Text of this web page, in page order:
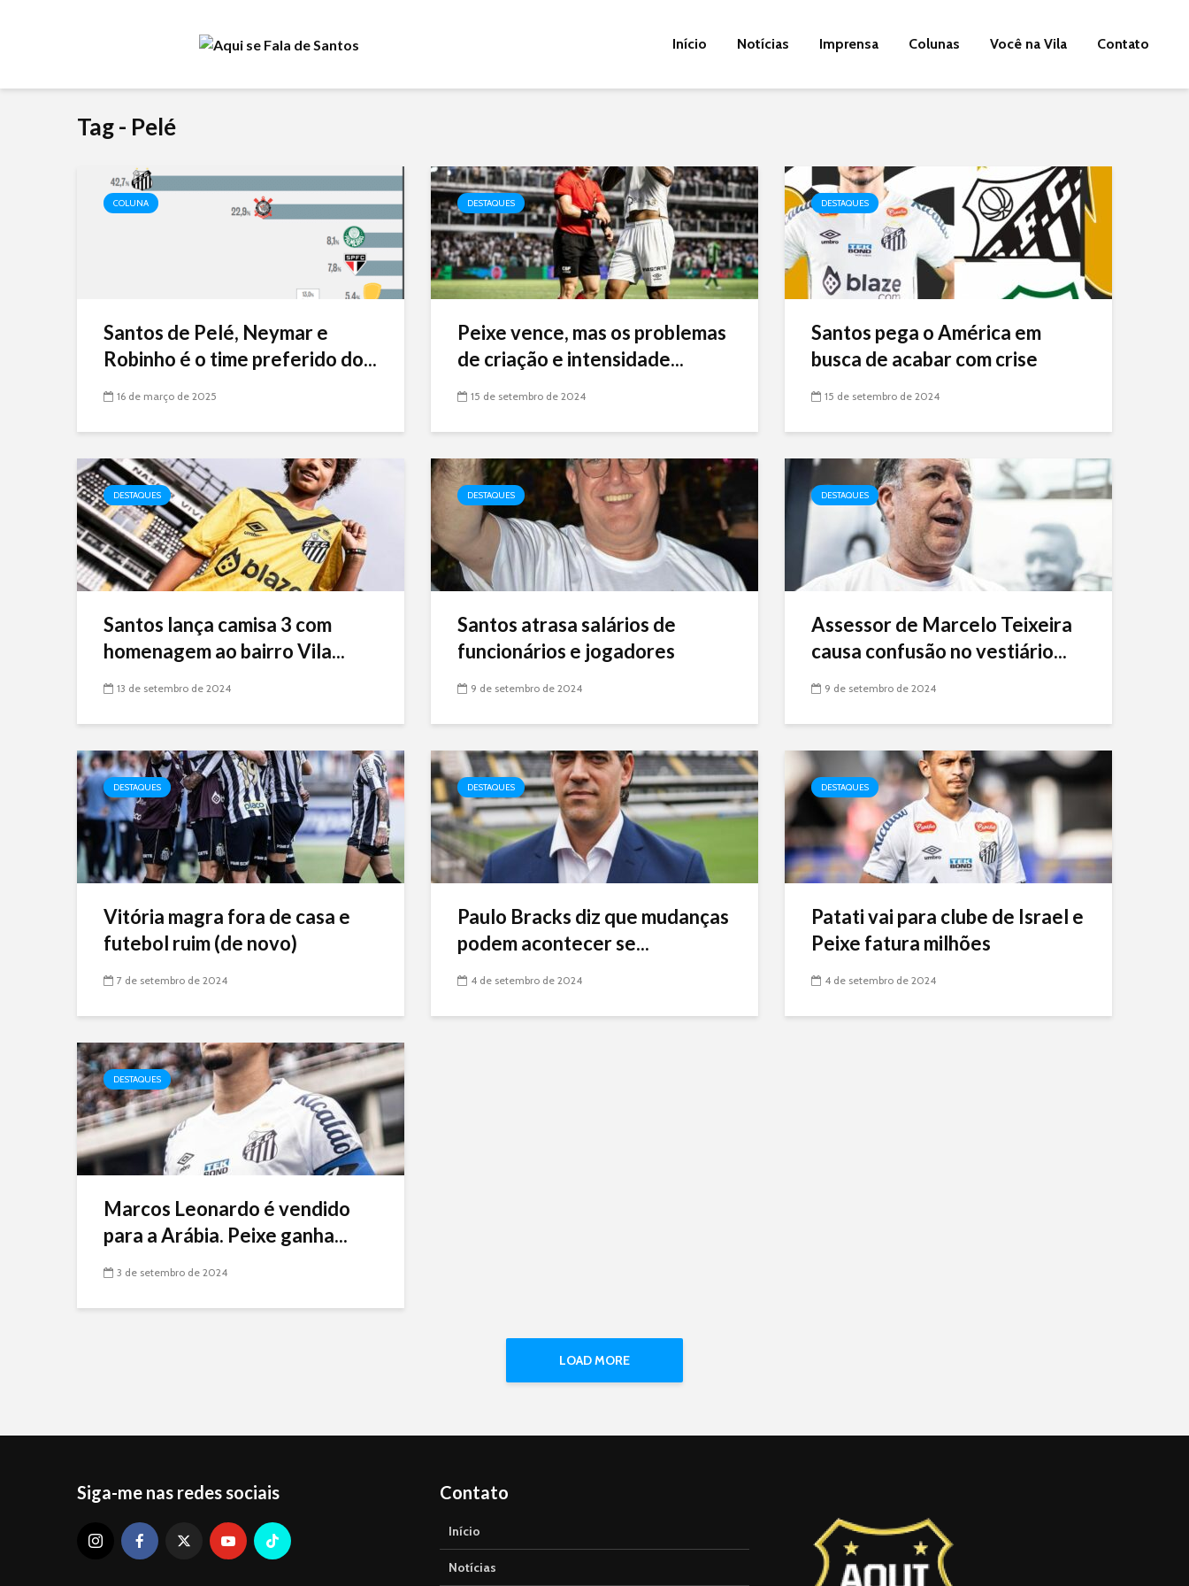
Início Notícias Imprensa Colunas Você na Vila Contato
Tag - Pelé
COLUNA
Santos de Pelé, Neymar e
Robinho é o time preferido do...
16 de março de 2025
DESTAQUES
Peixe vence, mas os problemas
de criação e intensidade...
15 de setembro de 2024
DESTAQUES
Santos pega o América em
busca de acabar com crise
15 de setembro de 2024
DESTAQUES
Santos lança camisa 3 com
homenagem ao bairro Vila...
13 de setembro de 2024
DESTAQUES
Santos atrasa salários de
funcionários e jogadores
9 de setembro de 2024
DESTAQUES
Assessor de Marcelo Teixeira
causa confusão no vestiário...
9 de setembro de 2024
DESTAQUES
Vitória magra fora de casa e
futebol ruim (de novo)
7 de setembro de 2024
DESTAQUES
Paulo Bracks diz que mudanças
podem acontecer se...
4 de setembro de 2024
DESTAQUES
Patati vai para clube de Israel e
Peixe fatura milhões
4 de setembro de 2024
DESTAQUES
Marcos Leonardo é vendido
para a Arábia. Peixe ganha...
3 de setembro de 2024
LOAD MORE
Siga-me nas redes sociais Contato
Início
Notícias